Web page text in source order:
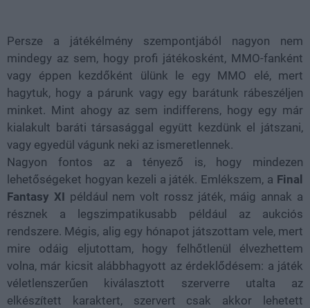
Persze a játékélmény szempontjából nagyon nem
mindegy az sem, hogy profi játékosként, MMO-fanként
vagy éppen kezdőként ülünk le egy MMO elé, mert
hagytuk, hogy a párunk vagy egy barátunk rábeszéljen
minket. Mint ahogy az sem indifferens, hogy egy már
kialakult baráti társasággal együtt kezdünk el játszani,
vagy egyedül vágunk neki az ismeretlennek.
Nagyon fontos az a tényező is, hogy mindezen
lehetőségeket hogyan kezeli a játék. Emlékszem, a Final
Fantasy XI például nem volt rossz játék, máig annak a
résznek a legszimpatikusabb például az aukciós
rendszere. Mégis, alig egy hónapot játszottam vele, mert
mire odáig eljutottam, hogy felhőtlenül élvezhettem
volna, már kicsit alábbhagyott az érdeklődésem: a játék
véletlenszerűen kiválasztott szerverre utalta az
elkészített karaktert, szervert csak akkor lehetett